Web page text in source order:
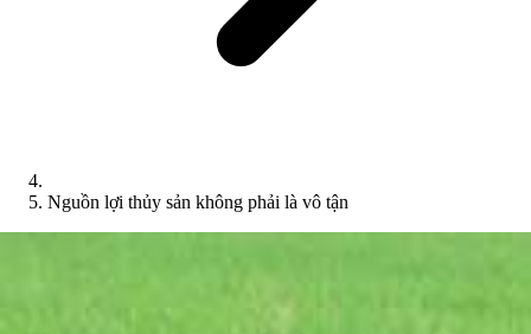
Nguồn lợi thủy sản không phải là vô tận